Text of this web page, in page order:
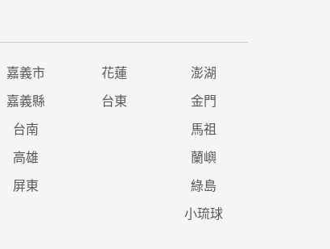
嘉義市 花蓮 澎湖
嘉義縣 台東 金門
台南 馬祖
高雄 蘭嶼
屏東 綠島
小琉球